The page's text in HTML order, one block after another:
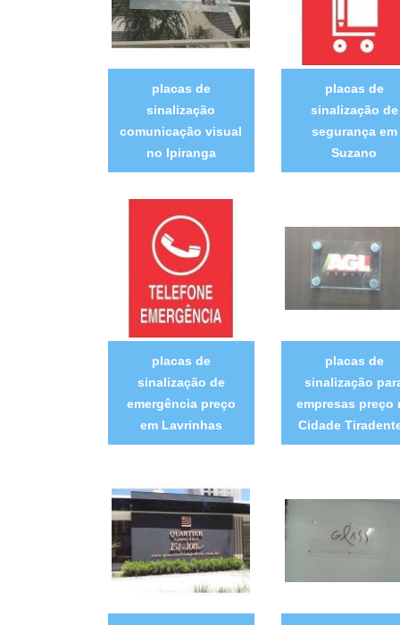
placas de
sinalização
comunicação visual
no Ipiranga
placas de
sinalização de
segurança em
Suzano
placas de
sinalização de
emergência preço
em Lavrinhas
placas de
sinalização
empresas preço
Cidade